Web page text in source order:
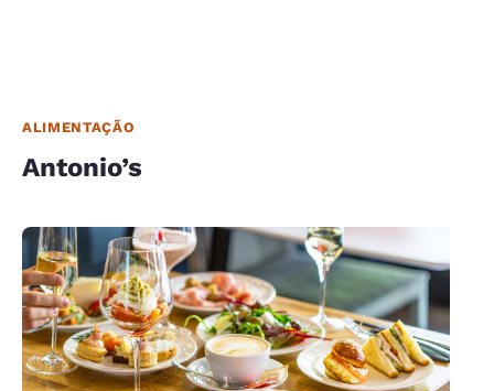
ALIMENTAÇÃO
Antonio’s